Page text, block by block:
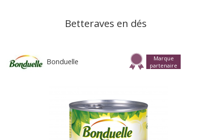
Betteraves en dés
Bonduelle
Marque
partenaire